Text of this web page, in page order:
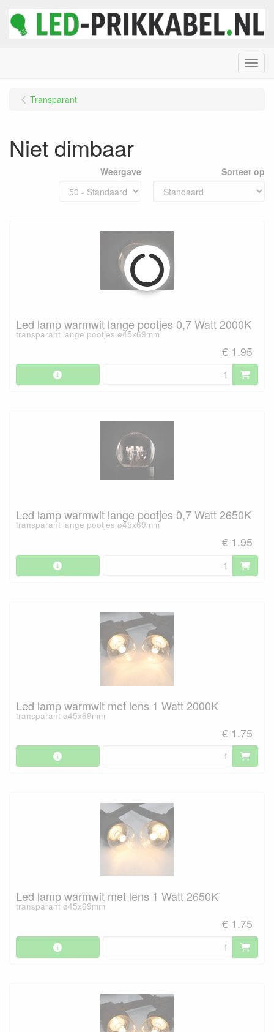
Menu
Transparant
Niet dimbaar
Weergave Sorteer op
Led lamp warmwit lange pootjes 0,7 Watt 2000K
transparant lange pootjes ø45x69mm
€ 1.95
Led lamp warmwit lange pootjes 0,7 Watt 2650K
transparant lange pootjes ø45x69mm
€ 1.95
Led lamp warmwit met lens 1 Watt 2000K
transparant ø45x69mm
€ 1.75
Led lamp warmwit met lens 1 Watt 2650K
transparant ø45x69mm
€ 1.75